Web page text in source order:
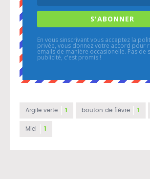
S'ABONNER
En vous sinscrivant vous acceptez la
privée, vous donnez votre accord pour
emails de manière occasionelle. Pas de
publicité, c'est promis !
Argile verte 1 bouton de fièvre 1
Miel 1